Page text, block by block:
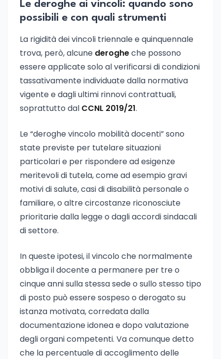
Le deroghe ai vincoli: quando sono
possibili e con quali strumenti
La rigidità dei vincoli triennale e quinquennale
trova, però, alcune derogheche possono
essere applicate solo al verificarsi di condizioni
tassativamente individuate dalla normativa
vigente e dagli ultimi rinnovi contrattuali,
soprattutto dal CCNL 2019/21.
Le “deroghe vincolo mobilità docenti” sono
state previste per tutelare situazioni
particolari e per rispondere ad esigenze
meritevoli di tutela, come ad esempio gravi
motivi di salute, casi di disabilità personale o
familiare, o altre circostanze riconosciute
prioritarie dalla legge o dagli accordi sindacali
di settore.
In queste ipotesi, il vincolo che normalmente
obbliga il docente a permanere per tre o
cinque anni sulla stessa sede o sullo stesso tipo
di posto può essere sospeso o derogato su
istanza motivata, corredata dalla
documentazione idonea e dopo valutazione
degli organi competenti. Va comunque detto
che la percentuale di accoglimento delle